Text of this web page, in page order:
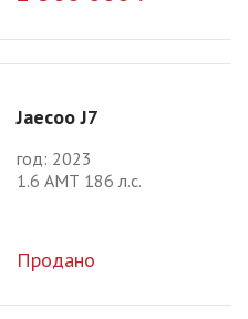
Jaecoo J7
год: 2023
1.6 АМТ 186 л.с.
Продано